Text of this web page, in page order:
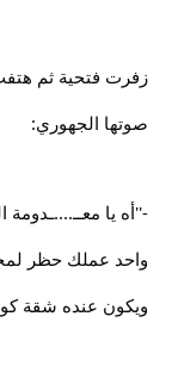
زفرت فتحية ثم
صوتها الجهوري:
-''أه يا
واحد عملك حظر
ويكون عنده شقة